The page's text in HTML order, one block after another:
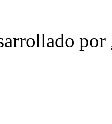
por